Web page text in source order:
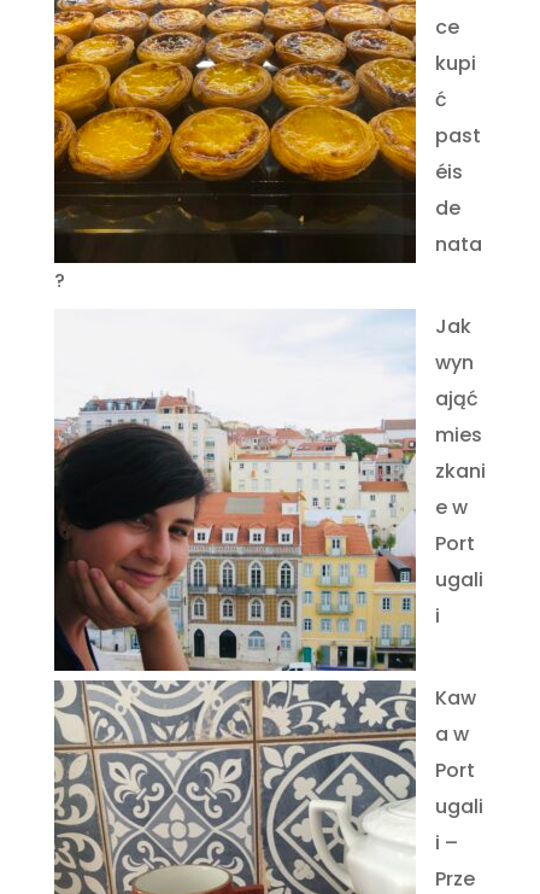
ce
kupi
ć
past
éis
de
nata
?
Jak
wyn
ająć
mies
zkani
e w
Port
ugali
i
Kaw
a w
Port
ugali
i –
Prze